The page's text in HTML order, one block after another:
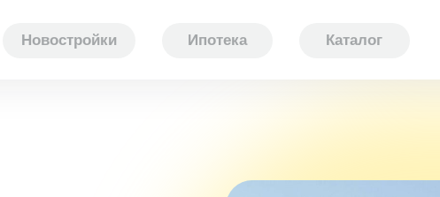
Новостройки Ипотека Каталог